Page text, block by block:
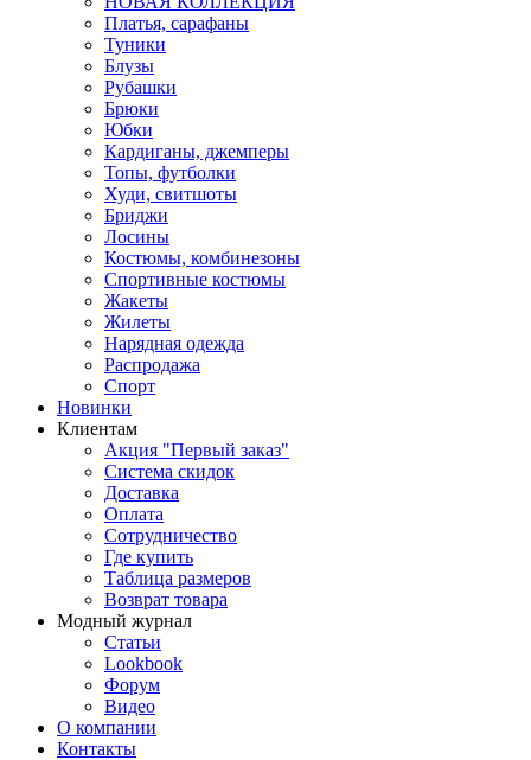
Платья, сарафаны
Туники
Блузы
Рубашки
Брюки
Юбки
Кардиганы, джемперы
Топы, футболки
Худи, свитшоты
Бриджи
Лосины
Костюмы, комбинезоны
Спортивные костюмы
Жакеты
Жилеты
Нарядная одежда
Распродажа
Спорт
Новинки
Клиентам
Акция "Первый заказ"
Система скидок
Доставка
Оплата
Сотрудничество
Где купить
Таблица размеров
Возврат товара
Модный журнал
Статьи
Lookbook
Форум
Видео
О компании
Контакты